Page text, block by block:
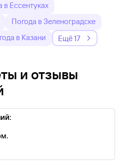
в Ессентуках
Погода в Зеленоградске
в Казани Ещё 17
и отзывы